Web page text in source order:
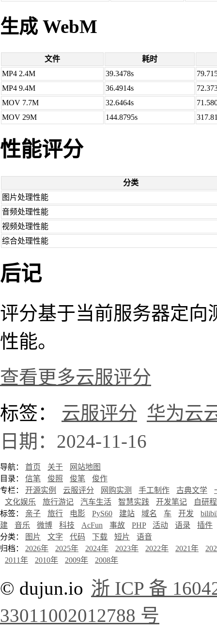
生成 WebM
文件
耗时
MP4 2.4M
39.3478s
MP4 9.4M
36.4914s
MOV 7.7M
32.6464s
MOV 29M
144.8795s
性能评分
分类
图片处理性能
音频处理性能
视频处理性能
综合处理性能
后记
评分基于当前服务器定向
性能。
查看更多云服评分
标签： 云服评分 华为云
日期：2024-11-16
导航： 首页 关于
网站地图
目录： 信笔 俊照 俊笔
俊作
专栏： 开源实例 云服评分 网购实测 手工制作 古典文学
文化娱乐
旅行游记 汽车生活 智慧实践 开发笔记
自研
标签： 亲子 旅行 电影 PyS60 建站 域名 车 开发
建
音乐 微博 科技 AcFun 事故 PHP 活动 语录
插件
分类：
图片 文字 代码 下载 短片
语音
归档： 2026年 2025年 2024年 2023年 2022年 2021年
2011年
2010年 2009年 2008年
© dujun.io 浙 ICP 备
33011002012788 号